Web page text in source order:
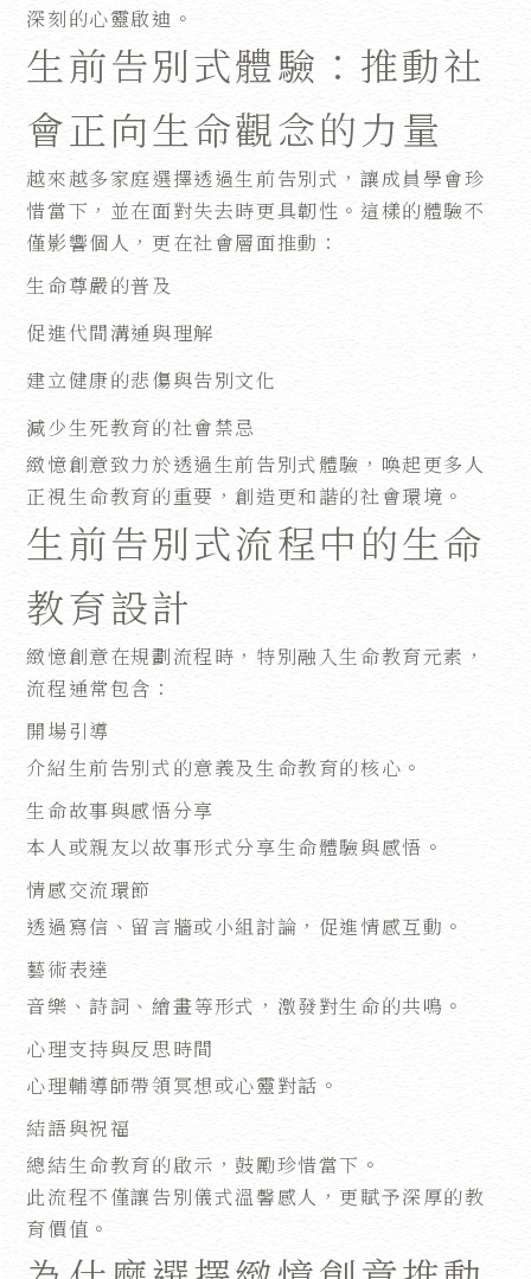
深刻的心靈啟迪。
生前告別式體驗：推動社
會正向生命觀念的力量
越來越多家庭選擇透過生前告別式，讓成員學會珍
惜當下，並在面對失去時更具韌性。這樣的體驗不
僅影響個人，更在社會層面推動：
生命尊嚴的普及
促進代間溝通與理解
建立健康的悲傷與告別文化
減少生死教育的社會禁忌
緻憶創意致力於透過生前告別式體驗，喚起更多人
正視生命教育的重要，創造更和諧的社會環境。
生前告別式流程中的生命
教育設計
緻憶創意在規劃流程時，特別融入生命教育元素，
流程通常包含：
開場引導
介紹生前告別式的意義及生命教育的核心。
生命故事與感悟分享
本人或親友以故事形式分享生命體驗與感悟。
情感交流環節
透過寫信、留言牆或小組討論，促進情感互動。
藝術表達
音樂、詩詞、繪畫等形式，激發對生命的共鳴。
心理支持與反思時間
心理輔導師帶領冥想或心靈對話。
結語與祝福
總結生命教育的啟示，鼓勵珍惜當下。
此流程不僅讓告別儀式溫馨感人，更賦予深厚的教
育價值。